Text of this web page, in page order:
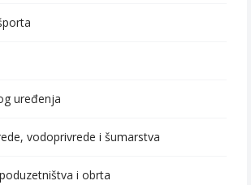
uređenja
vodoprivrede i šumarstva
i obrta